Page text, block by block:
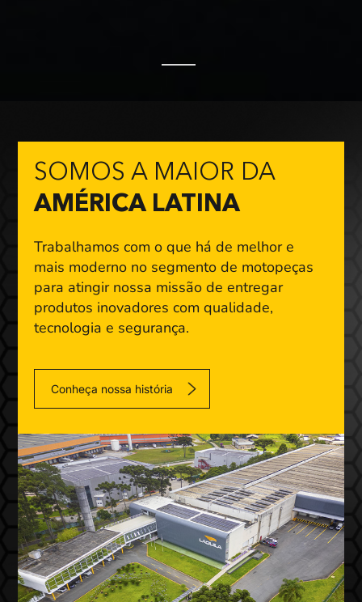
SOMOS A MAIOR DA
AMÉRICA LATINA
Trabalhamos com o que há de melhor e
mais moderno no segmento de motopeças
para atingir nossa missão de entregar
produtos inovadores com qualidade,
tecnologia e segurança.
Conheça nossa história